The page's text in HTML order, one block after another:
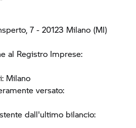
7 - 20123 Milano (MI)
al Registro Imprese:
Milano
versato:
dall'ultimo bilancio: